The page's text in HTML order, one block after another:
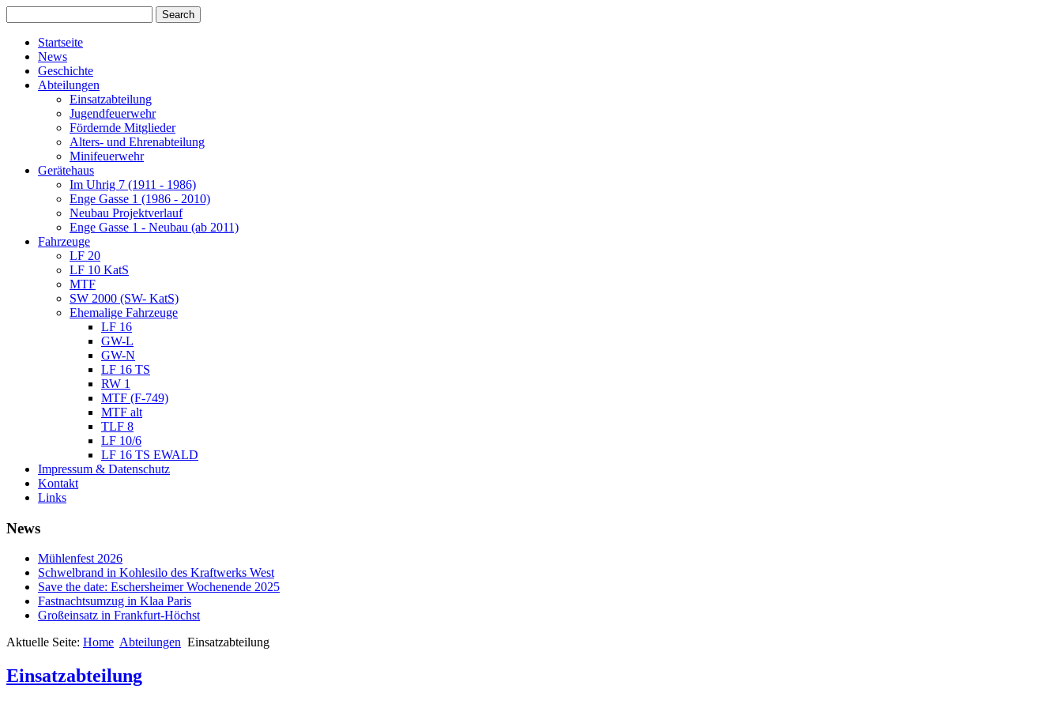
Startseite
News
Geschichte
Abteilungen
Einsatzabteilung
Jugendfeuerwehr
Fördernde Mitglieder
Alters- und Ehrenabteilung
Minifeuerwehr
Gerätehaus
Im Uhrig 7 (1911 - 1986)
Enge Gasse 1 (1986 - 2010)
Neubau Projektverlauf
Enge Gasse 1 - Neubau (ab 2011)
Fahrzeuge
LF 20
LF 10 KatS
MTF
SW 2000 (SW- KatS)
Ehemalige Fahrzeuge
LF 16
GW-L
GW-N
LF 16 TS
RW 1
MTF (F-749)
MTF alt
TLF 8
LF 10/6
LF 16 TS EWALD
Impressum & Datenschutz
Kontakt
Links
News
Mühlenfest 2026
Schwelbrand in Kohlesilo des Kraftwerks West
Save the date: Eschersheimer Wochenende 2025
Fastnachtsumzug in Klaa Paris
Großeinsatz in Frankfurt-Höchst
Aktuelle Seite: Home Abteilungen Einsatzabteilung
Einsatzabteilung